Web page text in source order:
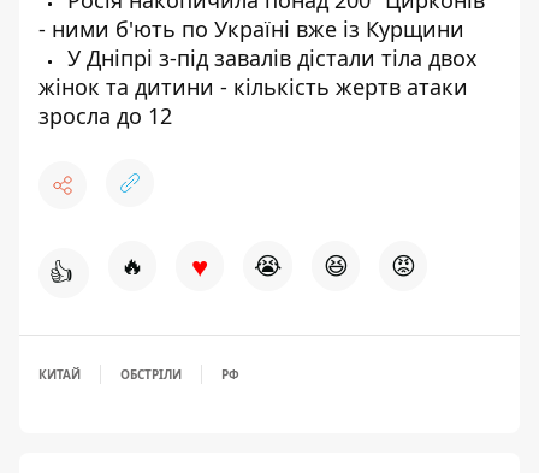
- ними б'ють по Україні вже із Курщини
У Дніпрі з-під завалів дістали тіла двох
жінок та дитини - кількість жертв атаки
зросла до 12
👍 🔥 ♥ 😭 😆 😡
КИТАЙ ОБСТРІЛИ РФ